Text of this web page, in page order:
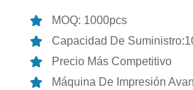
MOQ: 1000pcs
Capacidad De
Precio Más Competitivo
Máquina De Impresión